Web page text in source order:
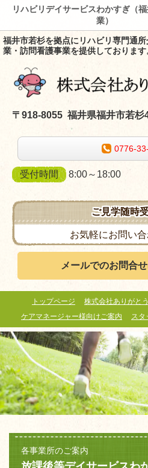
リハビリデイサービスわかすぎ（
業）
福井市若杉を拠点にリハビリ専門通
業・訪問看護事業を提供しております
〒918-8055 福井県福井市若杉
0776-
受付時間 8:00～18:00
ご見学随時
お気軽にお問い
メールでのお問合
トップページ 株式会社ありがと
ケアマネージャー様向けご案内
スタ
各事業所のご案内